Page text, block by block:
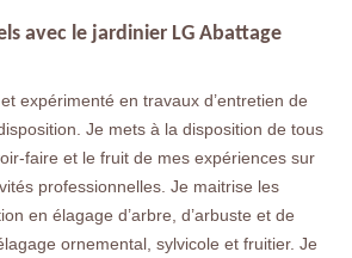
avec le jardinier LG Abattage
expérimenté en travaux d’entretien de
Je mets à la disposition de tous
faire et le fruit de mes expériences sur
professionnelles. Je maitrise les
en élagage d’arbre, d’arbuste et de
ornemental, sylvicole et fruitier. Je